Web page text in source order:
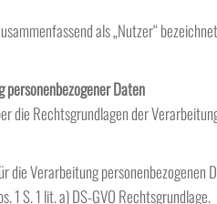
als „Nutzer“
Daten
die Rechtsgrundlagen der
die Verarbeitung personenbezogenen
1 S. 1 lit. a) DS-GVO Rechtsgrundlage.